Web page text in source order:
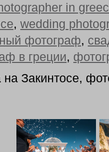
in
, wedding
фотограф,
в греции,
на Закинтосе,